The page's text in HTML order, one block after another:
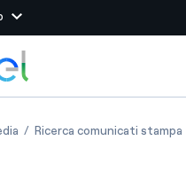
Power
principale
Enel inclusa tra i leader
Ricerca comunicati stampa